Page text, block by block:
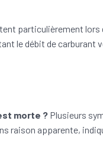
particulièrement lors
le débit de carburant
morte ? Plusieurs
raison apparente,